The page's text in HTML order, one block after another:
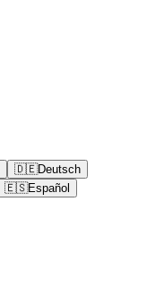
🇩🇪Deutsch
🇪🇸Español